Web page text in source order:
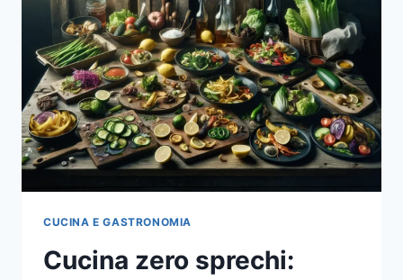
IN
PIATTI
GOURMET
CUCINA E GASTRONOMIA
Cucina zero sprechi: